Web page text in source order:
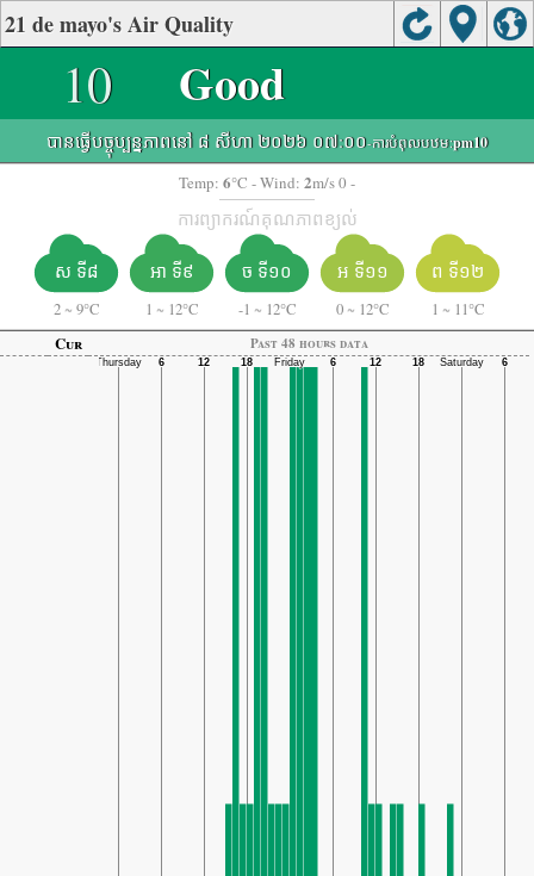
21 de mayo's Air Quality
10 Good
បានធ្វើបច្ចុប្បន្នភាពនៅ ៨ សីហា ២០២៦ ០៧:០០-ការបំពុលបឋម:pm10
Temp: 6°C - Wind: 2m/s 0 -
ការព្យាករណ៍គុណភាពខ្យល់
ស ទី៨
2 ~ 9°C
អា ទី៩
1 ~ 12°C
ច ទី១០
-1 ~ 12°C
អ ទី១១
0 ~ 12°C
ព ទី១២
1 ~ 11°C
Cur
Past 48 hours data